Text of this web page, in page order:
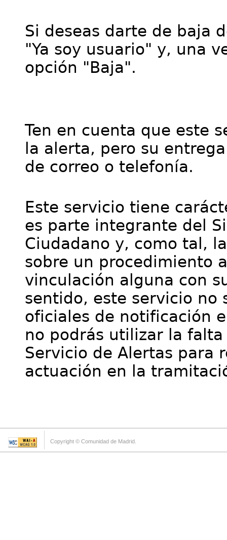
Si deseas darte de baja
"Ya soy usuario" y, una
opción "Baja".
Ten en cuenta que este
la alerta, pero su
de correo o telefonía.
Este servicio tiene
es parte integrante del
Ciudadano y, como tal,
sobre un procedimiento
vinculación alguna con
sentido, este servicio no
oficiales de notificación
no podrás utilizar la
Servicio de Alertas para
actuación en la
Copyright © Comunidad de Madrid.